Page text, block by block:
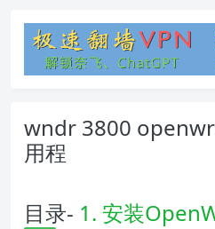
wndr 3800
用程
目录- 1. 安装